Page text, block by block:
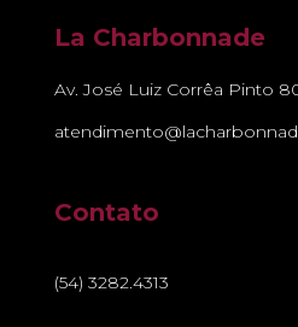
La Charbonnade
Av. José Luiz Corrêa Pinto
Contato
(54) 3282.4313